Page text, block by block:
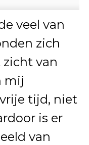
veel van
zich
van
mij
tijd, niet
is er
van